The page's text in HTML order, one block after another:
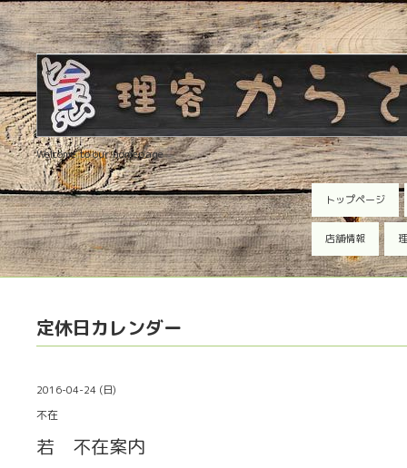
Welcome to our homepage
トップページ
店舗情報
定休日カレンダー
2016-04-24 (日)
不在
若 不在案内